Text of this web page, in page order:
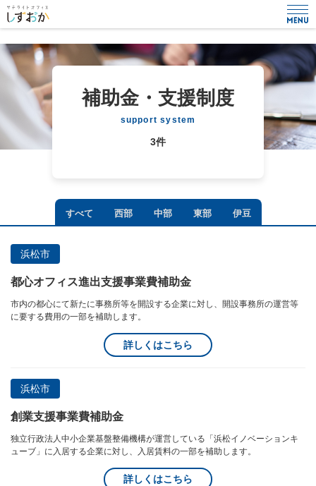
補助金・支援制度
support system
3件
すべて 西部 中部 東部 伊豆
浜松市
都心オフィス進出支援事業費補助金
市内の都心にて新たに事務所等を開設する企業に対し、開設事務所の運営等
に要する費用の一部を補助します。
詳しくはこちら
浜松市
創業支援事業費補助金
独立行政法人中小企業基盤整備機構が運営している「浜松イノベーションキ
ューブ」に入居する企業に対し、入居賃料の一部を補助します。
詳しくはこちら